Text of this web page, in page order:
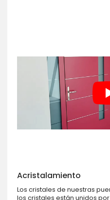
Acristalamiento
Los cristales de nuestras
los cristales están unidos